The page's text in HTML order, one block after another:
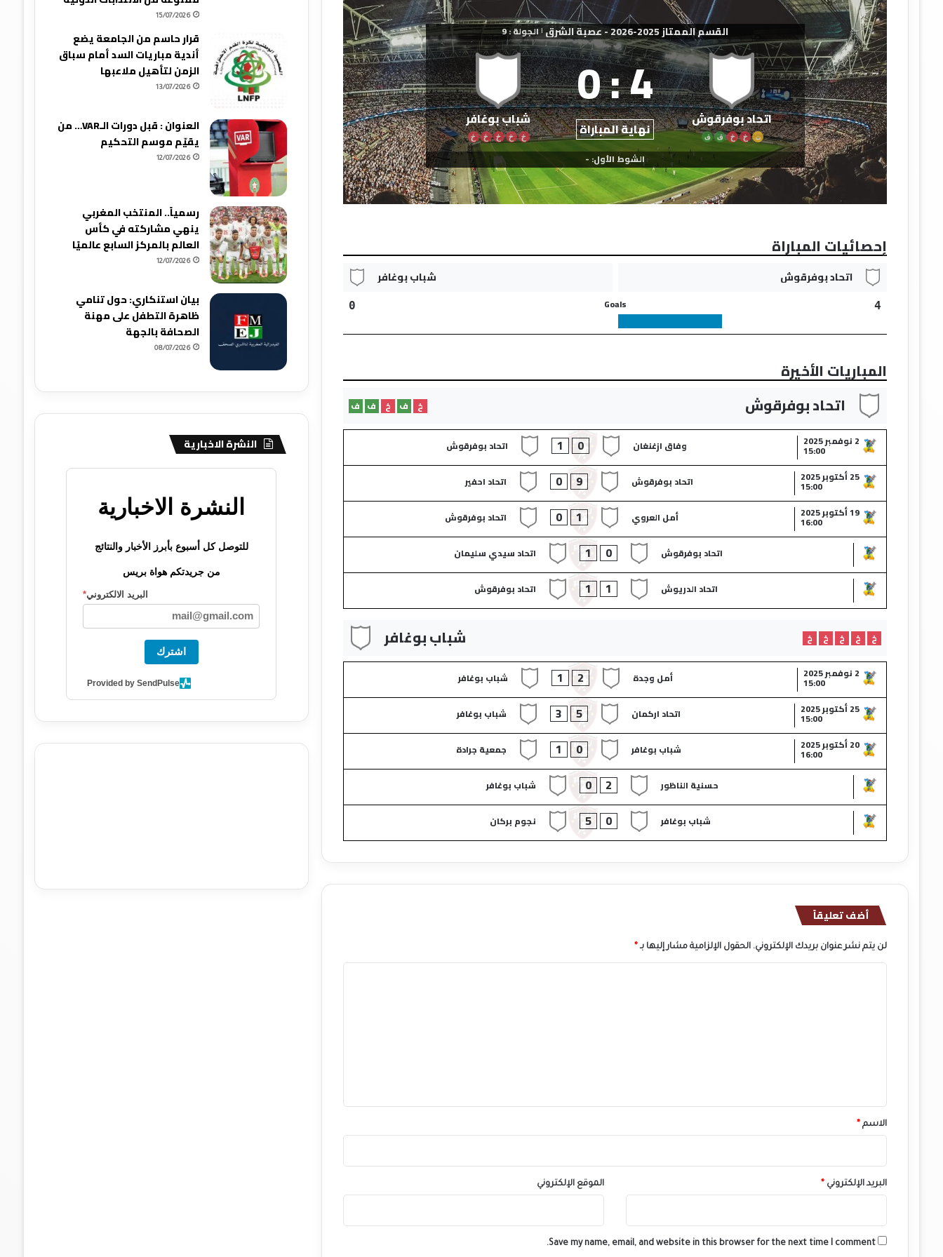
القسم الممتاز 2025-2026 - عصبة الشرق | الجولة : 9
اتحاد بوفرقوش
ت خ خ ف ف
4
:
0
نهاية المباراة شباب بوغافر
خ خ خ خ خ
الشوط الأول: -
إحصائيات المباراة
اتحاد بوفرقوش شباب بوغافر
4
Goals
0
المباريات الأخيرة
اتحاد بوفرقوش
خ ف خ ف ف
2 نوفمبر 2025
15:00 وفاق ازغنغان 0
1
اتحاد بوفرقوش
25 أكتوبر 2025
15:00 اتحاد بوفرقوش 9
0
اتحاد احفير
19 أكتوبر 2025
16:00 أمل العروي 1
0 اتحاد بوفرقوش
اتحاد بوفرقوش 0
1 اتحاد سيدي سليمان
اتحاد الدريوش 1
1 اتحاد بوفرقوش
شباب بوغافر خ خ خ خ خ
2 نوفمبر 2025
15:00 أمل وجدة 2
1
شباب بوغافر
25 أكتوبر 2025
15:00 اتحاد اركمان 5
3
شباب بوغافر
20 أكتوبر 2025
16:00 شباب بوغافر 0
1 جمعية جرادة
حسنية الناظور 2
0 شباب بوغافر
شباب بوغافر 0
5 نجوم بركان
أضف تعليقاً
لن يتم نشر عنوان بريدك الإلكتروني. الحقول الإلزامية مشار إليها بـ *
*
الاسم *
البريد الإلكتروني * الموقع الإلكتروني
Save my name, email, and website in this browser for the next time I comment.
15/07/2026
قرار حاسم من الجامعة يضع
أندية مباريات السد أمام سباق
الزمن لتأهيل ملاعبها
13/07/2026
العنوان : قبل دورات الـVAR… من
يقيّم موسم التحكيم
12/07/2026
رسمياً.. المنتخب المغربي
ينهي مشاركته في كأس
العالم بالمركز السابع عالميًا
12/07/2026
بيان استنكاري: حول تنامي
ظاهرة التطفل على مهنة
الصحافة بالجهة
08/07/2026
النشرة الاخبارية
النشرة الاخبارية
للتوصل كل أسبوع بأبرز الأخبار والنتائج
من جريدتكم هواة بريس
البريد الالكتروني*
اشترك
Provided by SendPulse